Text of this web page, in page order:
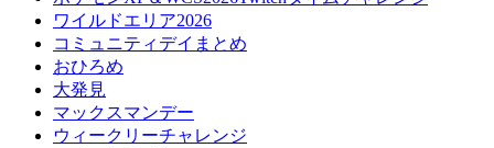
ワイルドエリア2026
コミュニティデイまとめ
おひろめ
大発見
マックスマンデー
ウィークリーチャレンジ